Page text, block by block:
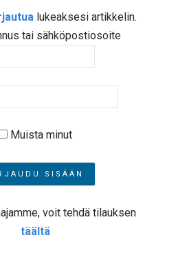
lukeaksesi artikkelin.
tai sähköpostiosoite
Muista minut
voit tehdä tilauksen
täältä